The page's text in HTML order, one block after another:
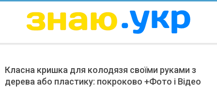
ЗНАЮ
Menu
Класна кришка для колодязя своїми руками з
дерева або пластику: покроково +Фото і Відео